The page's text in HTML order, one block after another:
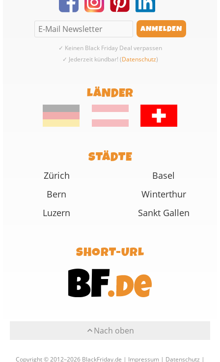
✓ Keinen Black Friday Deal verpassen
✓ Jederzeit kündbar! (Datenschutz)
LÄNDER
STÄDTE
Zürich
Basel
Bern
Winterthur
Luzern
Sankt Gallen
SHORT-URL
Nach oben
Copyright © 2012–2026 BlackFriday.de | Impressum | Datenschutz |